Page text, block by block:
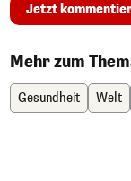
Jetzt
Mehr zum
Gesundheit Welt